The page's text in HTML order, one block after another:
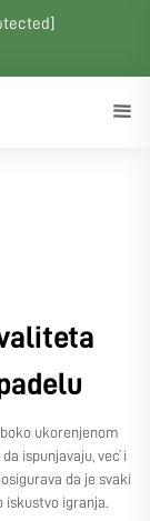
ukorenjenom
ispunjavaju, već i
da je svaki
iskustvo igranja.